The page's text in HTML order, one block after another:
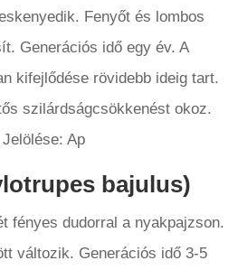
Fenyőt és lombos
Generációs idő egy év. A
kifejlődése rövidebb ideig tart.
szilárdságcsökkenést okoz.
Ap
bajulus)
fényes dudorral a nyakpajzson.
változik. Generációs idő 3-5